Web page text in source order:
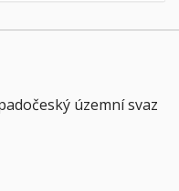
územní svaz